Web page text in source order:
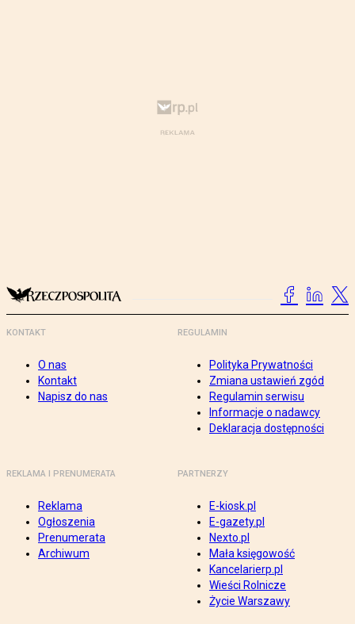
KONTAKT
O nas
Kontakt
Napisz do nas
REGULAMIN
Polityka Prywatności
Zmiana ustawień zgód
Regulamin serwisu
Informacje o nadawcy
Deklaracja dostępności
REKLAMA I PRENUMERATA
Reklama
Ogłoszenia
Prenumerata
Archiwum
PARTNERZY
E-kiosk.pl
E-gazety.pl
Nexto.pl
Mała księgowość
Kancelarierp.pl
Wieści Rolnicze
Życie Warszawy